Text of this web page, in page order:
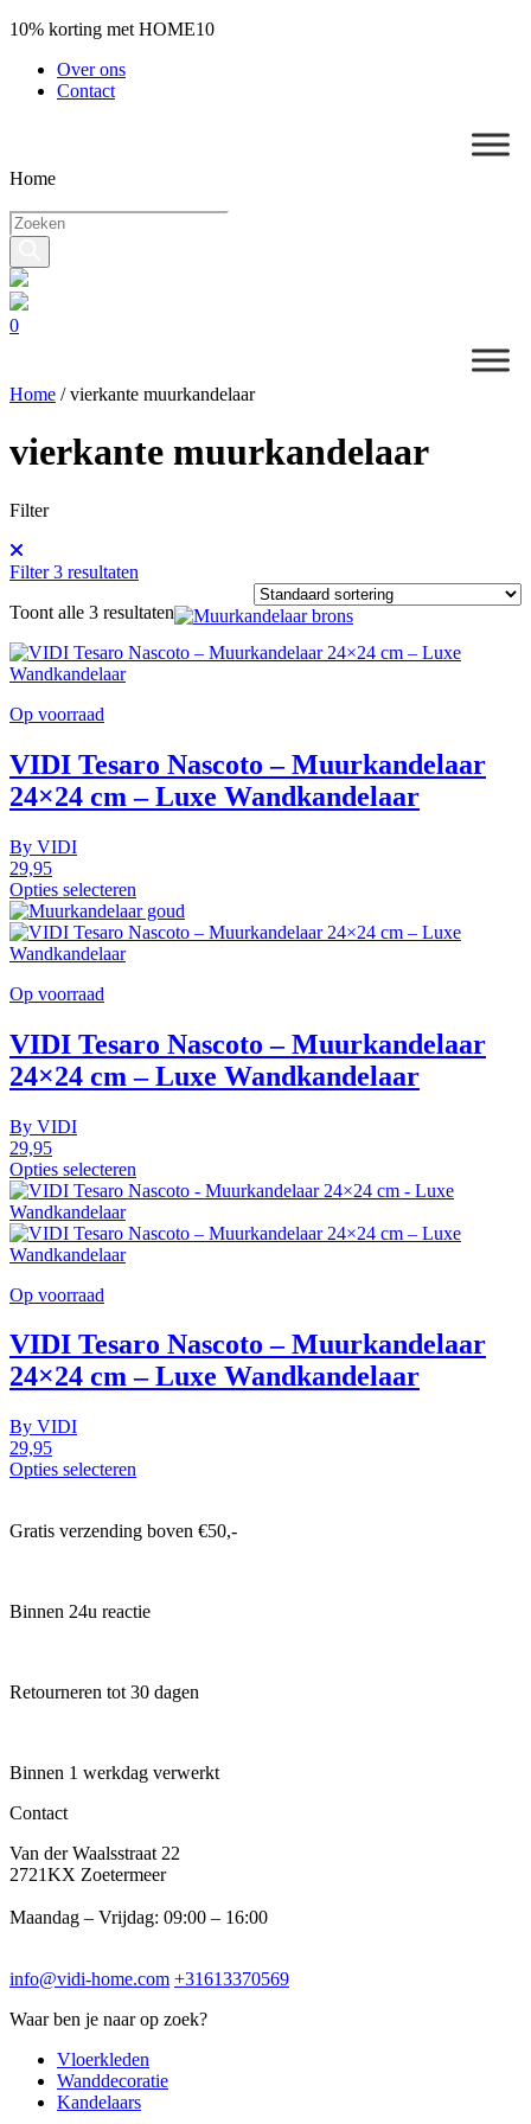
10% korting met HOME10
Over ons
Contact
Home
Producten
zoeken
0
Home /vierkante muurkandelaar
vierkante muurkandelaar
Filter
Filter3 resultaten
Toont alle 3 resultaten
Op voorraad
VIDI Tesaro Nascoto – Muurkandelaar
24×24 cm – Luxe Wandkandelaar
By VIDI
29,95
Opties selecteren
Op voorraad
VIDI Tesaro Nascoto – Muurkandelaar
24×24 cm – Luxe Wandkandelaar
By VIDI
29,95
Opties selecteren
Op voorraad
VIDI Tesaro Nascoto – Muurkandelaar
24×24 cm – Luxe Wandkandelaar
By VIDI
29,95
Opties selecteren
Gratis verzending boven €50,-
Binnen 24u reactie
Retourneren tot 30 dagen
Binnen 1 werkdag verwerkt
Contact
Van der Waalsstraat 22
2721KX Zoetermeer
Maandag – Vrijdag: 09:00 – 16:00
info@vidi-home.com +31613370569
Waar ben je naar op zoek?
Vloerkleden
Wanddecoratie
Kandelaars